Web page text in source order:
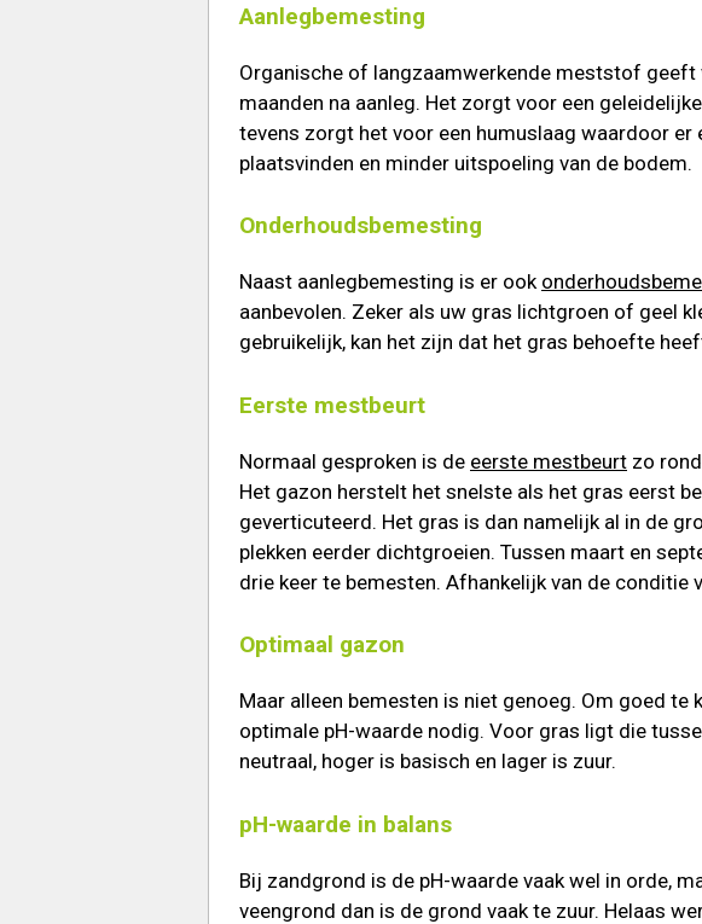
Aanlegbemesting
Organische of langzaamwerkende meststof
maanden na aanleg. Het zorgt voor een
tevens zorgt het voor een humuslaag waardoor er
plaatsvinden en minder uitspoeling van de bodem.
Onderhoudsbemesting
Naast aanlegbemesting is er ook
aanbevolen. Zeker als uw gras lichtgroen of geel
gebruikelijk, kan het zijn dat het gras behoefte
Eerste mestbeurt
Normaal gesproken is de eerste mestbeurt zo
Het gazon herstelt het snelste als het gras eerst
geverticuteerd. Het gras is dan namelijk al in de
plekken eerder dichtgroeien. Tussen maart en
drie keer te bemesten. Afhankelijk van de conditie
Optimaal gazon
Maar alleen bemesten is niet genoeg. Om goed te
optimale pH-waarde nodig. Voor gras ligt die
neutraal, hoger is basisch en lager is zuur.
pH-waarde in balans
Bij zandgrond is de pH-waarde vaak wel in orde,
veengrond dan is de grond vaak te zuur. Helaas